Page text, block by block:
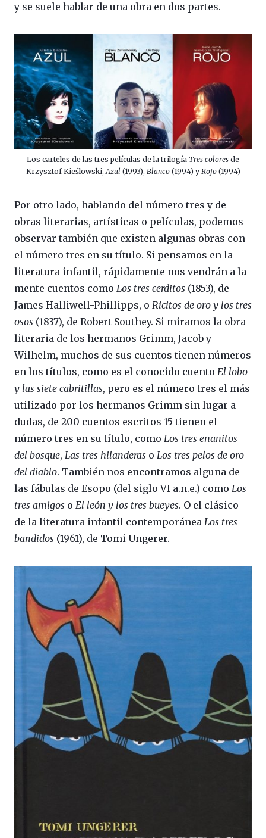
y se suele hablar de una obra en dos partes.
Los carteles de las tres películas de la trilogía Tres colores de
Krzysztof Kieślowski,Azul (1993), Blanco(1994) yRojo(1994)
Por otro lado, hablando del número tres y de
obras literarias, artísticas o películas, podemos
observar también que existen algunas obras con
el número tres en su título. Si pensamos en la
literatura infantil, rápidamente nos vendrán a la
mente cuentos como Los tres cerditos (1853), de
James Halliwell-Phillipps, o Ricitos de oro y los tres
osos (1837), de Robert Southey. Si miramos la obra
literaria de los hermanos Grimm, Jacob y
Wilhelm, muchos de sus cuentos tienen números
en los títulos, como es el conocido cuento El lobo
y las siete cabritillas, pero es el número tres el más
utilizado por los hermanos Grimm sin lugar a
dudas, de 200 cuentos escritos 15 tienen el
número tres en su título, como Los tres enanitos
del bosque, Las tres hilanderas o Los tres pelos de oro
del diablo. También nos encontramos alguna de
las fábulas de Esopo (del siglo VI a.n.e.) como Los
tres amigos o El león y los tres bueyes. O el clásico
de la literatura infantil contemporánea Los tres
bandidos (1961), de Tomi Ungerer.